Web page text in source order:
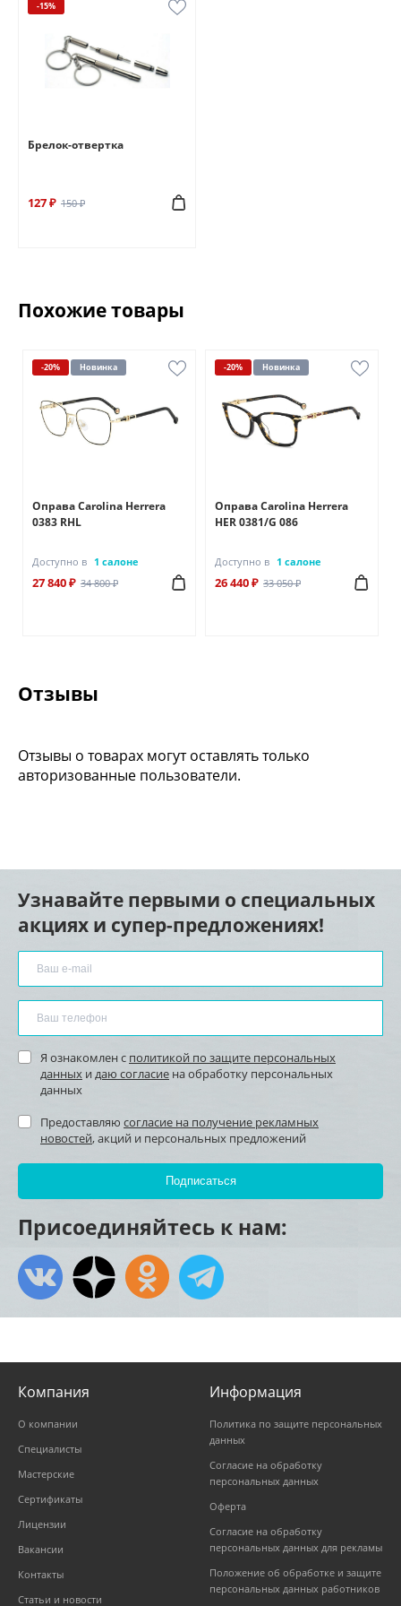
-15%
Брелок-отвертка
127 ₽ 150 ₽
Похожие товары
-20% Новинка
Оправа Carolina Herrera
0383 RHL
Доступно в 1 салоне
27 840 ₽ 34 800 ₽
-20% Новинка
Оправа Carolina Herrera
HER 0381/G 086
Доступно в 1 салоне
26 440 ₽ 33 050 ₽
Отзывы
Отзывы о товарах могут оставлять только
авторизованные пользователи.
Узнавайте первыми о специальных
акциях и супер-предложениях!
Я ознакомлен с политикой по защите персональных
данных и даю согласие на обработку персональных
данных
Предоставляю согласие на получение рекламных
новостей, акций и персональных предложений
Присоединяйтесь к нам:
Компания
О компании
Специалисты
Мастерские
Сертификаты
Лицензии
Вакансии
Контакты
Статьи и новости
Информация
Политика по защите персональных
данных
Согласие на обработку
персональных данных
Оферта
Согласие на обработку
персональных данных для рекламы
Положение об обработке и защите
персональных данных работников